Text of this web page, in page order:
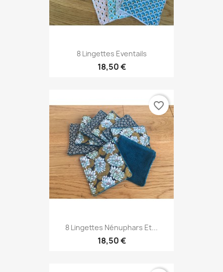
8 Lingettes Eventails
18,50 €
8 Lingettes Nénuphars Et...
18,50 €
favorite_border